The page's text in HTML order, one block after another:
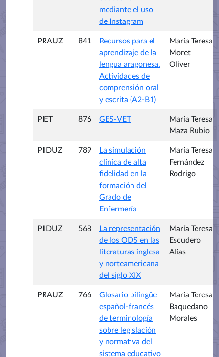
mediante el uso
de Instagram
PRAUZ 841
Recursos para el
aprendizaje de la
lengua aragonesa.
Actividades de
comprensión oral
y escrita (A2-B1)
María Teresa
Moret
Oliver
PIET 876 GES-VET
María Teresa
Maza Rubio
PIIDUZ 789
La simulación
clínica de alta
fidelidad en la
formación del
Grado de
Enfermería
María Teresa
Fernández
Rodrigo
PIIDUZ 568
La representación
de los ODS en las
literaturas inglesa
y norteamericana
del siglo XIX
María Teresa
Escudero
Alías
PRAUZ 766
Glosario bilingüe
español-francés
de terminología
sobre legislación
y normativa del
sistema educativo
María Teresa
Baquedano
Morales